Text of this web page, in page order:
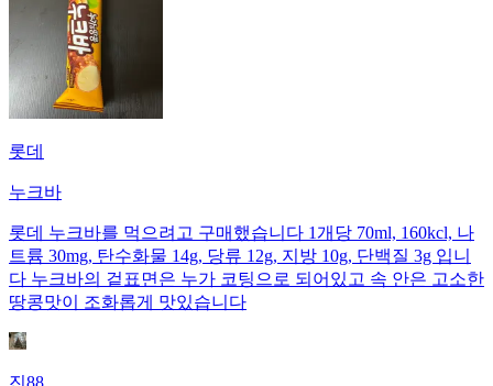
롯데
누크바
롯데 누크바를 먹으려고 구매했습니다 1개당 70ml, 160kcl, 나
트륨 30mg, 탄수화물 14g, 당류 12g, 지방 10g, 단백질 3g 입니
다 누크바의 겉표면은 누가 코팅으로 되어있고 속 안은 고소한
땅콩맛이 조화롭게 맛있습니다